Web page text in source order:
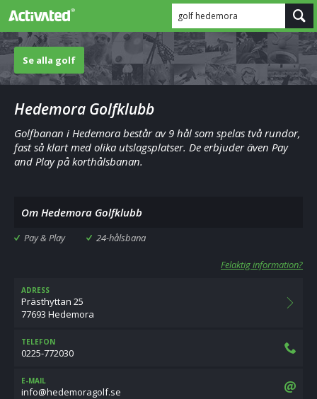
golf hedemora
Se alla golf
Hedemora Golfklubb
Golfbanan i Hedemora består av 9 hål som spelas två rundor,
fast så klart med olika utslagsplatser. De erbjuder även Pay
and Play på korthålsbanan.
Om Hedemora Golfklubb
Pay & Play 24-hålsbana
Felaktig information?
ADRESS
Prästhyttan 25
77693 Hedemora
TELEFON
0225-772030
E-MAIL
es.flogaromedeh@ofni